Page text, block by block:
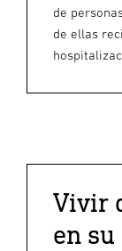
de
de ellas
Vivir
en